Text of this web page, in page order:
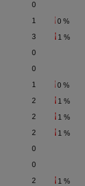
0
1 0 %
3 1 %
0
0
1 0 %
2 1 %
2 1 %
2 1 %
0
0
2 1 %